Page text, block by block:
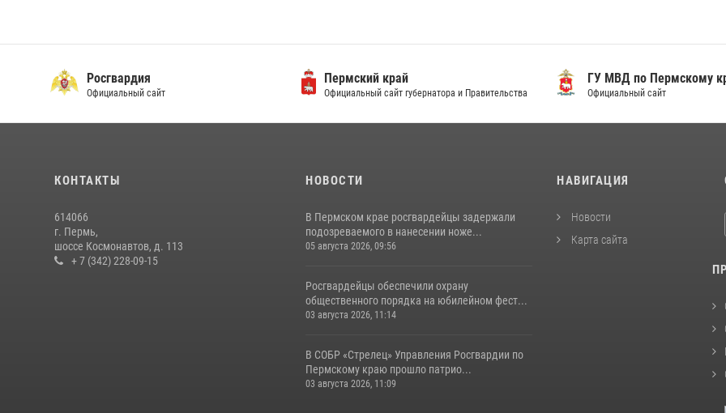
Росгвардия
Официальный сайт
Пермский край
Официальный сайт губернатора и Правительства
ГУ МВД по Пермскому
Официальный сайт
КОНТАКТЫ
614066
г. Пермь,
шоссе Космонавтов, д. 113
+ 7 (342) 228-09-15
НОВОСТИ
В Пермском крае росгвардейцы задержали
подозреваемого в нанесении ноже...
05 августа 2026, 09:56
Росгвардейцы обеспечили охрану
общественного порядка на юбилейном фест...
03 августа 2026, 11:14
В СОБР «Стрелец» Управления Росгвардии по
Пермскому краю прошло патрио...
03 августа 2026, 11:09
НАВИГАЦИЯ
Новости
Карта сайта